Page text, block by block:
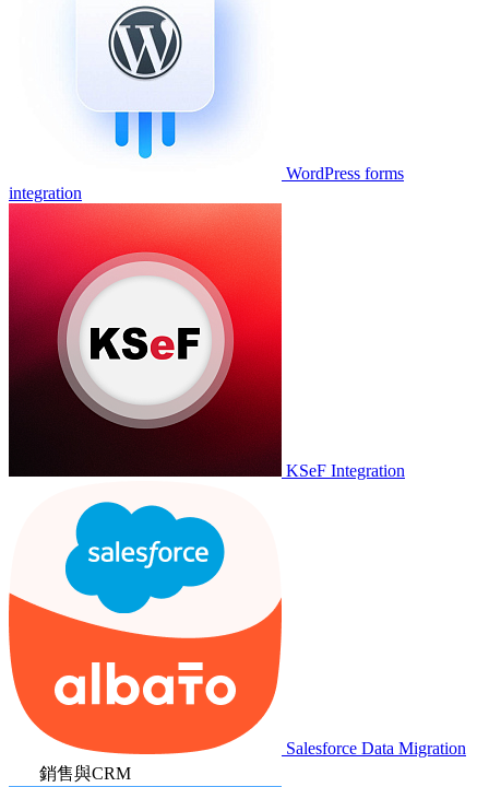
WordPress forms
integration
KSeF Integration
Salesforce Data Migration
銷售與CRM